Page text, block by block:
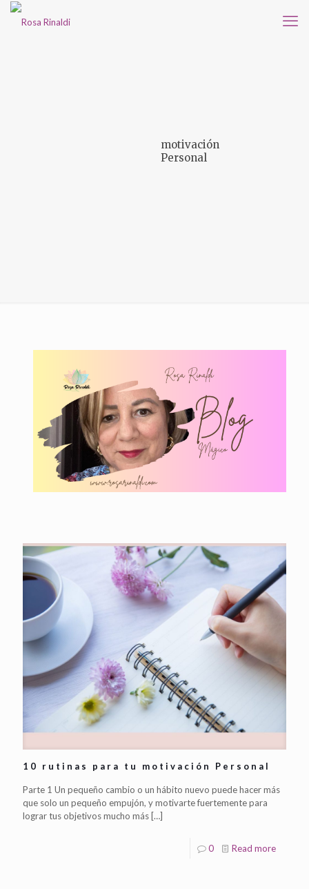
motivación
Personal
10 rutinas para tu motivación Personal
Parte 1 Un pequeño cambio o un hábito nuevo puede hacer más
que solo un pequeño empujón, y motivarte fuertemente para
lograr tus objetivos mucho más […]
0 Read more